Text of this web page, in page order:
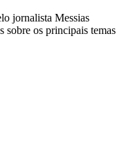
jornalista Messias
sobre os principais temas